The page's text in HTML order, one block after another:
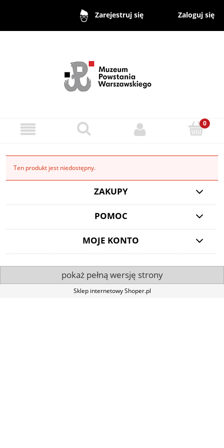
Zarejestruj się Zaloguj się
Ten produkt jest niedostępny.
ZAKUPY
POMOC
MOJE KONTO
pokaż pełną wersję strony
Sklep internetowy Shoper.pl